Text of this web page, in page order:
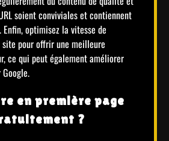
soient conviviales et contiennent
optimisez la vitesse de
pour offrir une meilleure
ce qui peut également améliorer
en première page
?